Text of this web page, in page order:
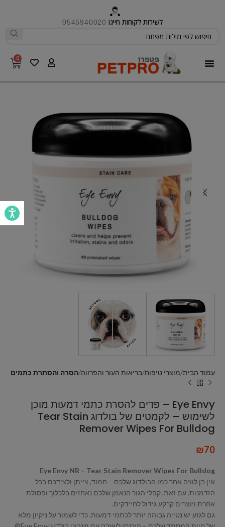
לשירות לקוחות חייגו 0545940020
0
עמוד הבית מוצרי טיפוח בריאות העור והפרווה הסרה והסתרת כתמים
Eye Envy – פדים להסרת כתמי דמעות מוכן
לשימוש – לקמטים של בולדוג Tear Stain
Remover Wipes For Bulldog
₪70
Eye Envy NR – Tear Stain Remover Wipes For Bulldog
אין בן לוויה אחר כמו הבולדוג שלכם – חמוד, צייתן ולצידכם בכל
הזדמנות. עם זאת, קפלי הגור הנאמן שלכם נאחזים בלכלוך ופסולת
אחרת ויוצרים קרקע גידול לחיידקים.
גם לגזע יש נטייה גבוהה יותר לכתמי דמעות. כדי לשמור על ניקיון מלא